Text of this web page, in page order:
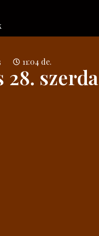
11:04 de.
28. szerda